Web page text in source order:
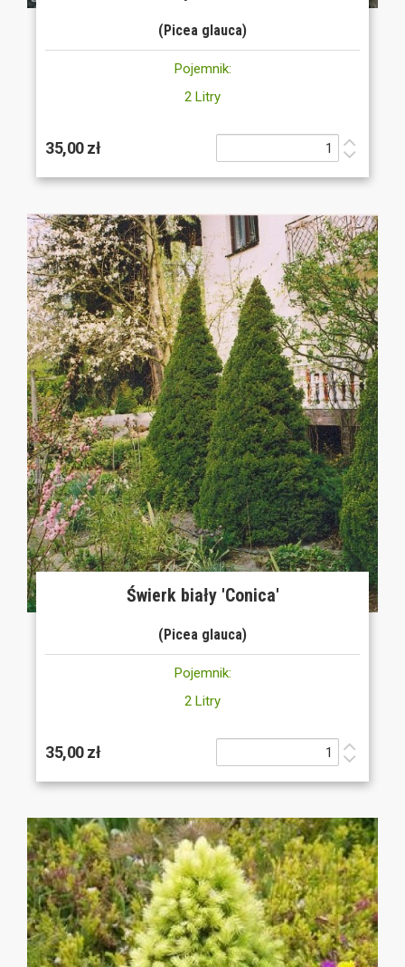
(Picea glauca)
Pojemnik:
2 Litry
35,00 zł
Świerk biały 'Conica'
(Picea glauca)
Pojemnik:
2 Litry
35,00 zł